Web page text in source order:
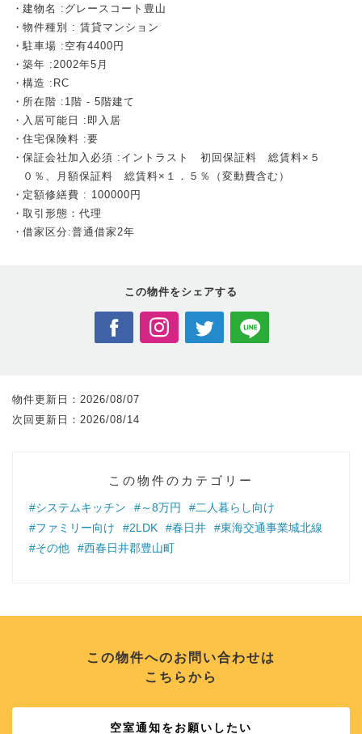
建物名 :グレースコート豊山
物件種別 : 賃貸マンション
駐車場 :空有4400円
築年 :2002年5月
構造 :RC
所在階 :1階 - 5階建て
入居可能日 :即入居
住宅保険料 :要
保証会社加入必須 :イントラスト 初回保証料 総賃料×５
０％、月額保証料 総賃料×１．５％（変動費含む）
定額修繕費 : 100000円
取引形態：代理
借家区分:普通借家2年
この物件をシェアする
物件更新日： 2026/08/07
次回更新日： 2026/08/14
この物件のカテゴリー
#システムキッチン #～8万円
#二人暮らし向け
#ファミリー向け
#2LDK #春日井
#東海交通事業城北線
#その他
#西春日井郡豊山町
この物件へのお問い合わせは
こちらから
空室通知をお願いしたい